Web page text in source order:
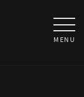
MENU